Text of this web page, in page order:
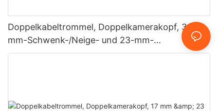
Doppelkabeltrommel, Doppelkamerakopf, 33-
mm-Schwenk-/Neige- und 23-mm-
Selbstnivellierungs-Rohrkamerasystem